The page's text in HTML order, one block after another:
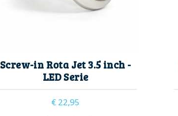
Screw-in Rota Jet 3.5 inch -
LED Serie
€ 22,95